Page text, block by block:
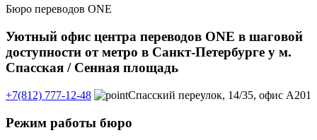
Бюро переводов ONE
Уютный офис центра переводов ONE в шаговой
доступности от метро в Санкт-Петербурге у м.
Спасская / Сенная площадь
+7(812) 777-12-48 Спасский переулок, 14/35, офис А201
Режим работы бюро